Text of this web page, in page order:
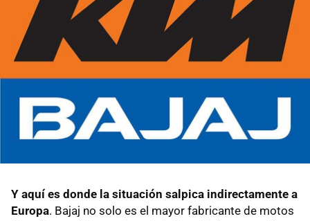
Y aquí es donde la situación salpica indirectamente a
Europa. Bajaj no solo es el mayor fabricante de motos